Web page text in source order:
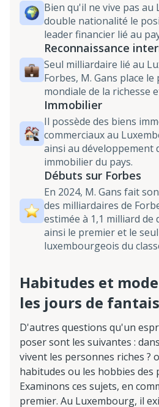
Bien qu'il ne vive pas au
double nationalité le
leader financier lié au
Reconnaissance
Seul milliardaire lié au
Forbes, M. Gans place
mondiale de la richesse
Immobilier
Il possède des biens
commerciaux au
ainsi au développement
immobilier du pays.
Débuts sur Forbes
En 2024, M. Gans fait
des milliardaires de
estimée à 1,1 milliard de
ainsi le premier et le
luxembourgeois du
Habitudes et
les jours de
D'autres questions qu'un
poser sont les suivantes :
vivent les personnes riches ?
habitudes ou les hobbies des
Examinons ces sujets, en
premier. Au Luxembourg, il